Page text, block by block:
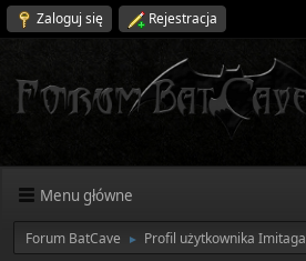
Zaloguj się Rejestracja
Menu główne
Forum BatCave ► Profil użytkownika Imitaga